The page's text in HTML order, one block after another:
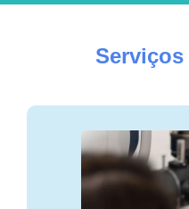
Serviços